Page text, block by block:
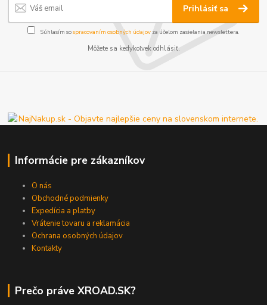
Prihlásiť sa
Súhlasím sospracovaním osobných údajov za účelom zasielania newslettera.
Môžete sa kedykoľvek odhlásiť.
Informácie pre zákazníkov
O nás
Obchodné podmienky
Expedícia a platby
Vrátenie tovaru a reklamácia
Ochrana osobných údajov
Kontakty
Prečo práve XROAD.SK?